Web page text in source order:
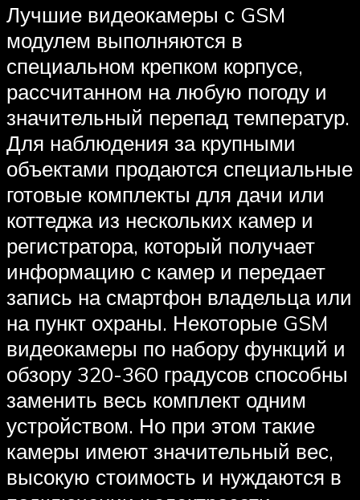
Лучшие видеокамеры с GSM
модулем выполняются в
специальном крепком корпусе,
рассчитанном на любую погоду и
значительный перепад температур.
Для наблюдения за крупными
объектами продаются специальные
готовые комплекты для дачи или
коттеджа из нескольких камер и
регистратора, который получает
информацию с камер и передает
запись на смартфон владельца или
на пункт охраны. Некоторые GSM
видеокамеры по набору функций и
обзору 320-360 градусов способны
заменить весь комплект одним
устройством. Но при этом такие
камеры имеют значительный вес,
высокую стоимость и нуждаются в